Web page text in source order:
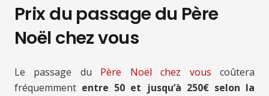
Prix du passage du Père
Noël chez vous
Le passage du Père Noël chez vous coûtera
fréquemment entre 50 et jusqu’à 250€ selon la